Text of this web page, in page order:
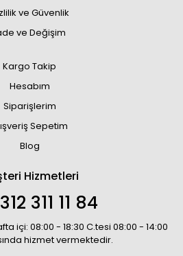
ve Güvenlik
ve Değişim
Kargo Takip
Hesabım
Siparişlerim
Sepetim
Blog
Hizmetleri
311 11 84
içi: 08:00 - 18:30 C.tesi 08:00 - 14:00
hizmet vermektedir.